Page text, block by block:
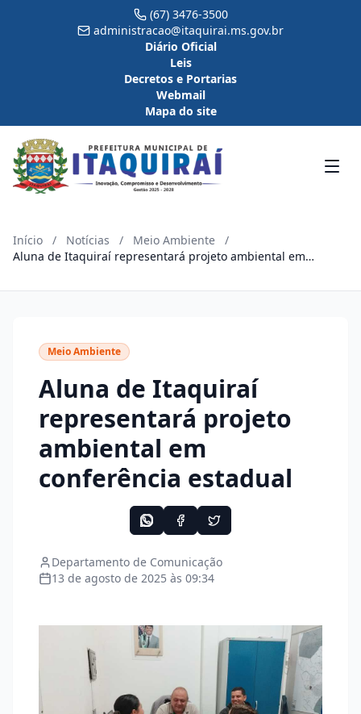
(67) 3476-3500
administracao@itaquirai.ms.gov.br
Diário Oficial
Leis
Decretos e Portarias
Webmail
Mapa do site
Início / Notícias / Meio Ambiente
/
Aluna de Itaquiraí representará projeto ambiental em
Meio Ambiente
Aluna de Itaquiraí
representará projeto
ambiental em
conferência estadual
Departamento de Comunicação
13 de agosto de 2025 às 09:34